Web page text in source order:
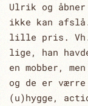
Ulrik og
ikke kan
lille pris. Vh.
lige, han
en mobber,
og de er
(u)hygge,